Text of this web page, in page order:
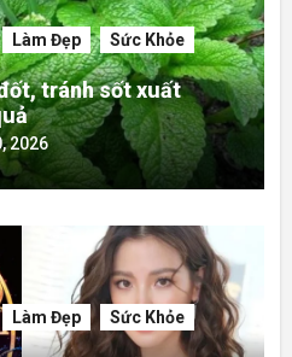
Làm Đẹp Sức Khỏe
tránh sốt xuất
2026
Làm Đẹp Sức Khỏe